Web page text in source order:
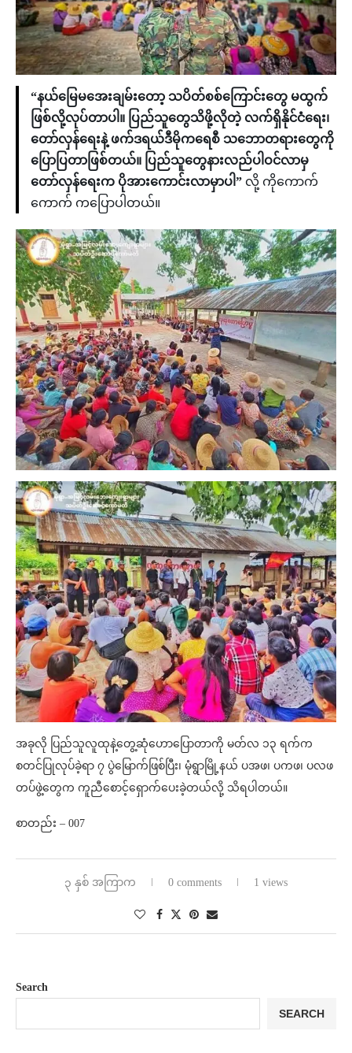
“နယ်မြေမအေးချမ်းတော့ သပိတ်စစ်ကြောင်းတွေ မထွက်
ဖြစ်လို့လုပ်တာပါ။ ပြည်သူတွေသိဖို့လိုတဲ့ လက်ရှိနိုင်ငံရေး၊
တော်လှန်ရေးနဲ့ ဖက်ဒရယ်ဒီမိုကရေစီ သဘောတရားတွေကို
ပြောပြတာဖြစ်တယ်။ ပြည်သူတွေနားလည်ပါဝင်လာမှ
တော်လှန်ရေးက ပိုအားကောင်းလာမှာပါ” လို့ ကိုကောက်
ကောက် ကပြောပါတယ်။
အခုလို ပြည်သူလူထုနဲ့တွေ့ဆုံဟောပြောတာကို မတ်လ ၁၃ ရက်က
စတင်ပြုလုပ်ခဲ့ရာ ၇ ပွဲမြောက်ဖြစ်ပြီး၊ မုံရွာမြို့နယ် ပအဖ၊ ပကဖ၊ ပလဖ
တပ်ဖွဲ့တွေက ကူညီစောင့်ရှောက်ပေးခဲ့တယ်လို့ သိရပါတယ်။
စာတည်း – 007
၃ နှစ် အကြာက 0 comments 1 views
Search
SEARCH